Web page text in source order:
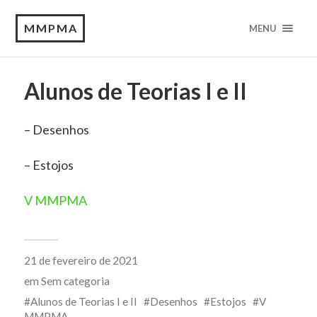
MMPMA MENU
Alunos de Teorias I e II
– Desenhos
– Estojos
V MMPMA
21 de fevereiro de 2021
em Sem categoria
Alunos de Teorias I e II
Desenhos Estojos
V